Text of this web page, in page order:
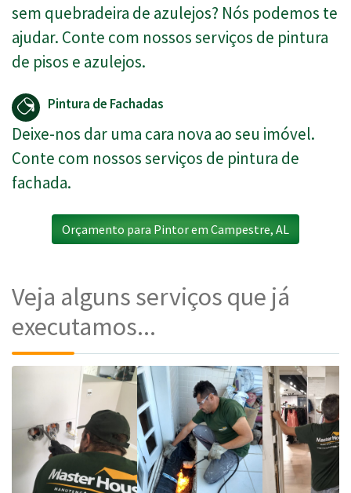
sem quebradeira de azulejos? Nós podemos te
ajudar. Conte com nossos serviços de pintura
de pisos e azulejos.
Pintura de Fachadas
Deixe-nos dar uma cara nova ao seu imóvel.
Conte com nossos serviços de pintura de
fachada.
Orçamento para Pintor em Campestre, AL
Veja alguns serviços que já
executamos...